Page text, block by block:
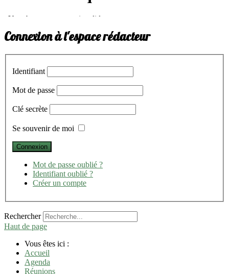
Connexion à l'espace rédacteur
Identifiant
Mot de passe
Clé secrète
Se souvenir de moi
Mot de passe oublié ?
Identifiant oublié ?
Créer un compte
Rechercher
Haut de page
Vous êtes ici :
Accueil
Agenda
Réunions